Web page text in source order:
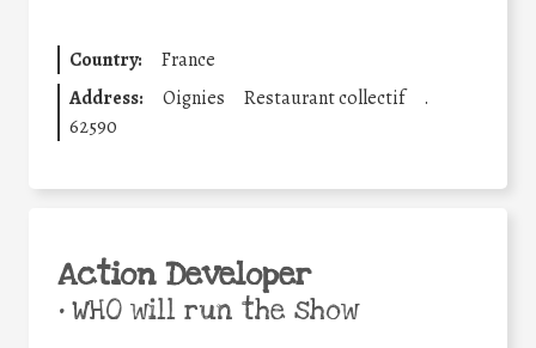
Country:
France
Address:
Oignies Restaurant collectif
.
62590
Action Developer
•WHO will run the show